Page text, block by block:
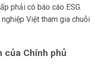
phải có báo cáo ESG.
Việt tham gia chuỗi
của Chính phủ